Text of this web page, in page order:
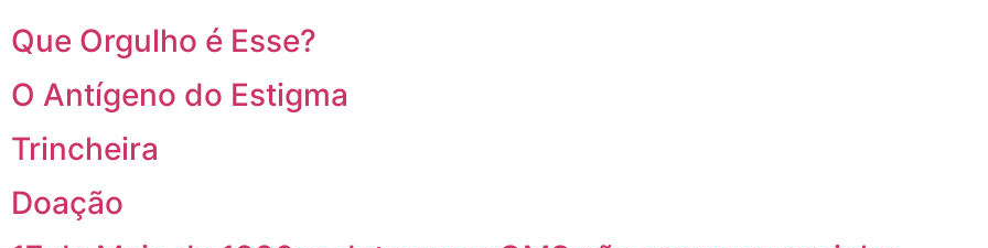
Que Orgulho é Esse?
O Antígeno do Estigma
Trincheira
Doação